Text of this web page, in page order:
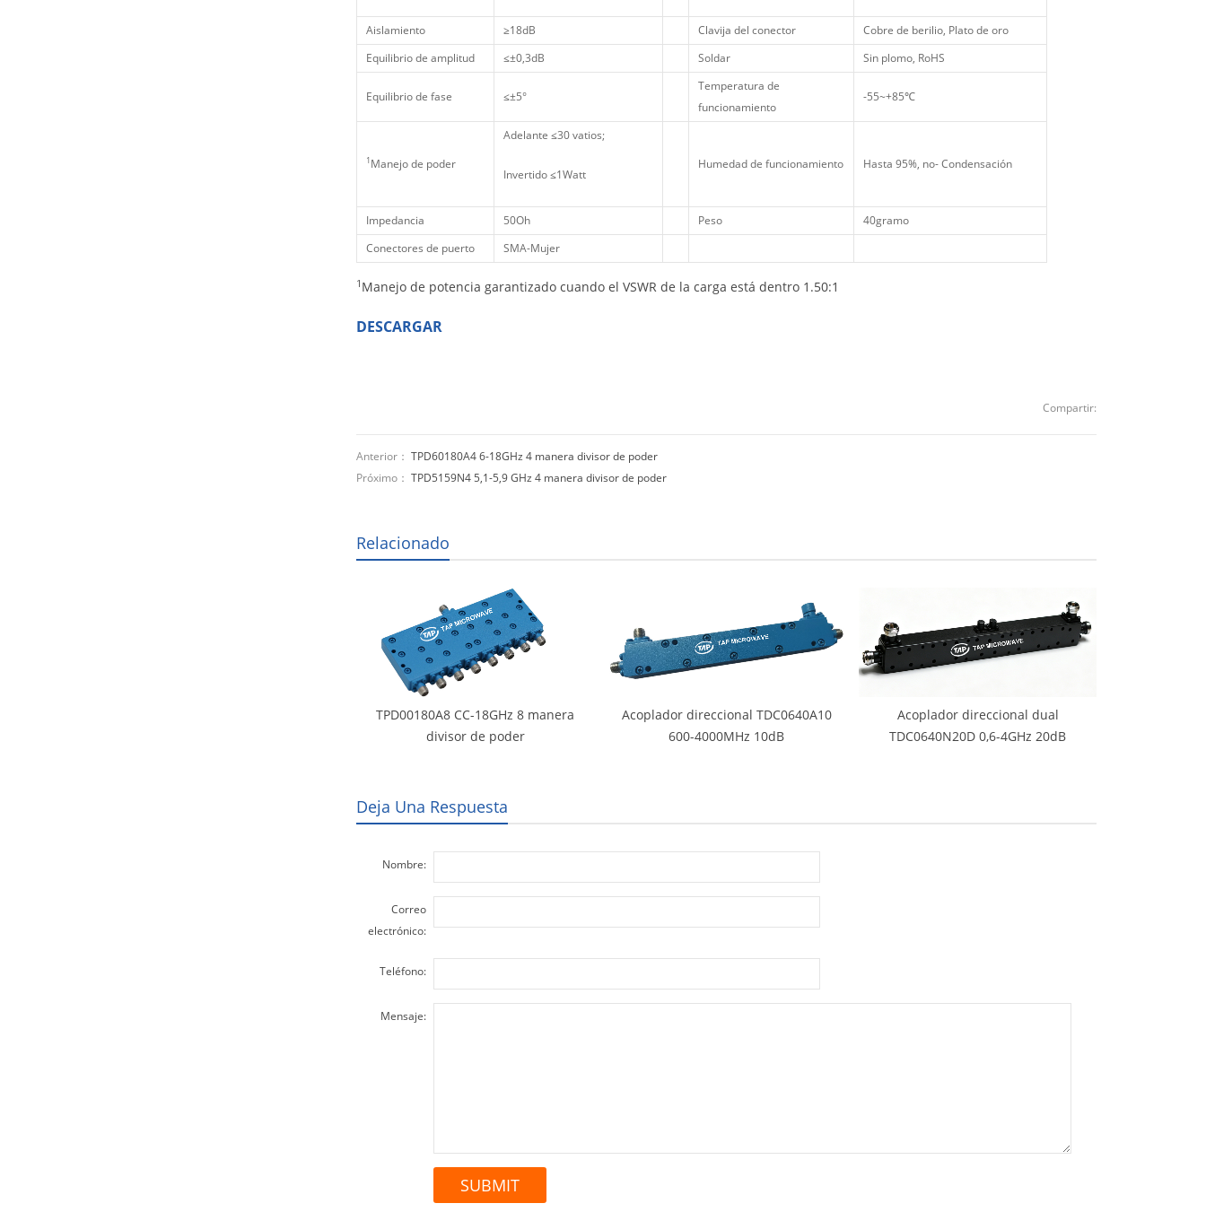
Aislamiento ≥18dB Clavija del conector
Cobre de berilio, Plato de oro
Equilibrio de amplitud
≤±0,3dB Soldar Sin plomo, RoHS
Equilibrio de fase ≤±5°
Temperatura de
funcionamiento
-55~+85℃
1 Manejo de poder
Adelante ≤30 vatios;
Invertido ≤1Watt
Humedad de funcionamiento Hasta 95%, no- Condensación
Impedancia 50Oh Peso
40gramo
Conectores de puerto
SMA-Mujer
1 Manejo de potencia garantizado cuando el VSWR de la carga está dentro 1.50:1
DESCARGAR
Compartir:
Anterior： TPD60180A4 6-18GHz 4 manera divisor de poder
Próximo： TPD5159N4 5,1-5,9 GHz 4 manera divisor de poder
Relacionado
TPD00180A8 CC-18GHz 8 manera
divisor de poder
Acoplador direccional TDC0640A10
600-4000MHz 10dB
Acoplador direccional dual
TDC0640N20D 0,6-4GHz 20dB
Deja Una Respuesta
Nombre:
Correo
electrónico:
Teléfono:
Mensaje: